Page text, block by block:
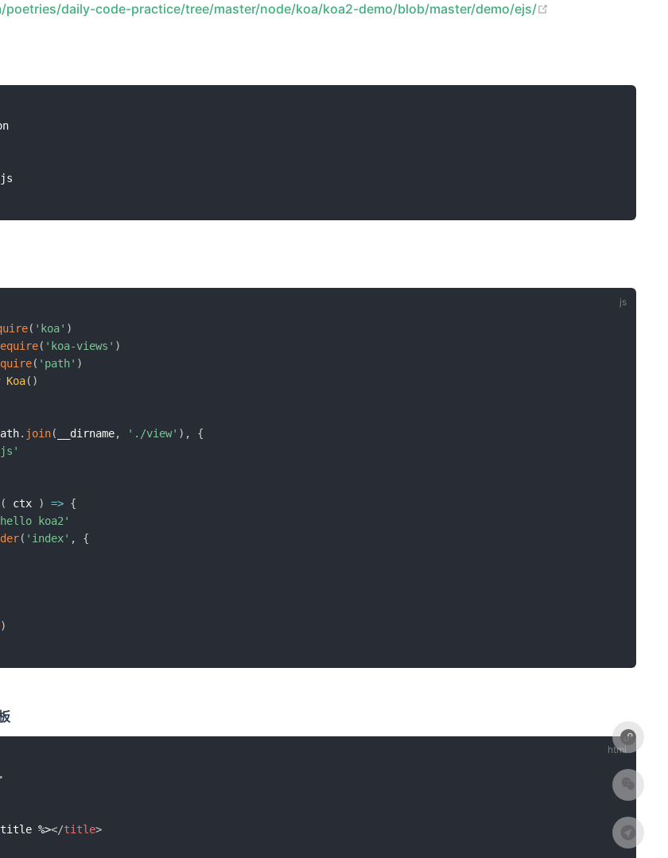
daily-code-practice/tree/master/node/koa/koa2-demo/blob/master/demo/ejs/
( 'koa' )
( 'koa-views' )
( 'path' )
Koa( )
. join( __dirname, './view' ) ,
{
( ctx ) => {
koa2'
( 'index' ,
{
)
title %></title>